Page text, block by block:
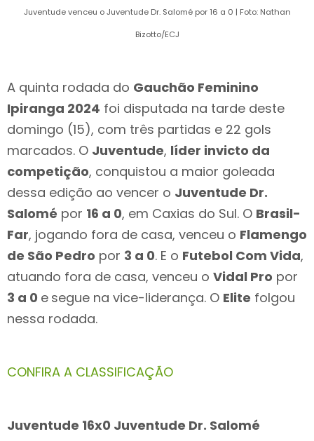
Juventude venceu o Juventude Dr. Salomé por 16 a 0 | Foto: Nathan
Bizotto/ECJ
A quinta rodada do Gauchão Feminino
Ipiranga 2024 foi disputada na tarde deste
domingo (15), com três partidas e 22 gols
marcados. O Juventude, líder invicto da
competição, conquistou a maior goleada
dessa edição ao vencer o Juventude Dr.
Salomé por 16 a 0, em Caxias do Sul. O Brasil-
Far, jogando fora de casa, venceu o Flamengo
de São Pedro por 3 a 0. E o Futebol Com Vida,
atuando fora de casa, venceu o Vidal Pro por
3 a 0 e segue na vice-liderança. O Elite folgou
nessa rodada.
CONFIRA A CLASSIFICAÇÃO
Juventude 16x0 Juventude Dr. Salomé